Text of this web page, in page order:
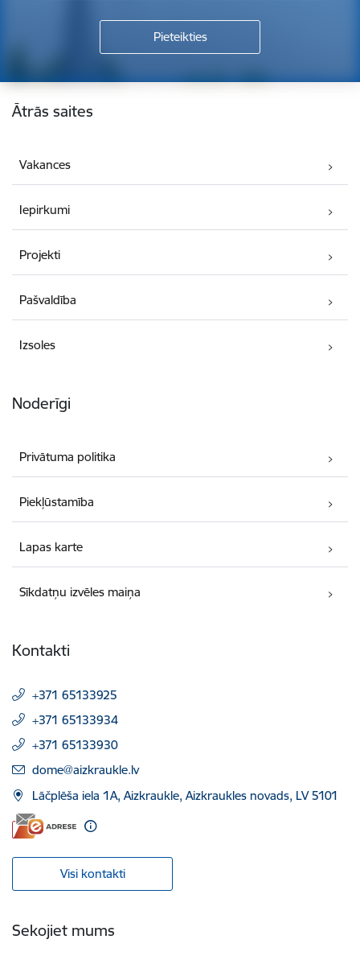
Kājene
Ātrās saites
Vakances
Iepirkumi
Projekti
Pašvaldība
Izsoles
Noderīgi
Privātuma politika
Piekļūstamība
Lapas karte
Sīkdatņu izvēles maiņa
Kontakti
+371 65133925
+371 65133934
+371 65133930
E-pasts:
dome@aizkraukle.lv
Lāčplēša iela 1A, Aizkraukle, Aizkraukles novads, LV 5101
Visi kontakti
Sekojiet mums